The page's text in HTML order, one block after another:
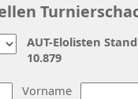
Vorname
AUT-Elolisten
10.879